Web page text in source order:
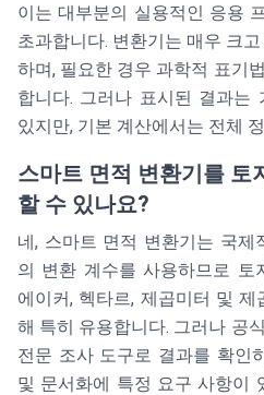
이는 대부분의 실용적인 응용
초과합니다. 변환기는 매우 크
하며, 필요한 경우 과학적 표기
합니다. 그러나 표시된 결과는
있지만, 기본 계산에서는 전체
스마트 면적 변환기를 토
할 수 있나요?
네, 스마트 면적 변환기는 국
의 변환 계수를 사용하므로 토
에이커, 헥타르, 제곱미터 및
해 특히 유용합니다. 그러나 공
전문 조사 도구로 결과를 확인
및 문서화에 특정 요구 사항이